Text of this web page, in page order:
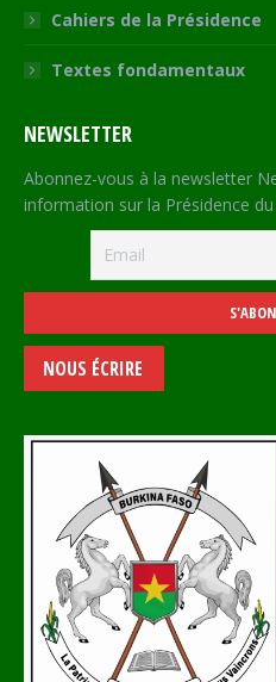
Cahiers de la Présidence
Textes fondamentaux
NEWSLETTER
Abonnez-vous à la newsletter
information sur la Présidence
NOUS ÉCRIRE